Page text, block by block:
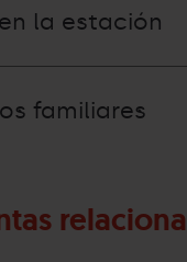
la estación
familiares